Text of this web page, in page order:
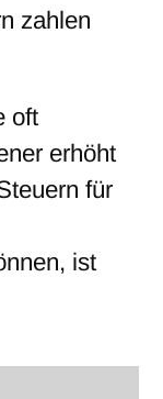
zahlen
oft
erhöht
für
ist